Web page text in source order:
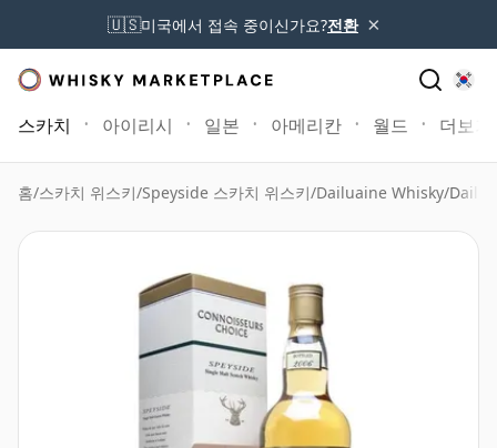
🇺🇸미국에서 접속 중이신가요?전환 ×
스카치 아이리시 일본 아메리칸 월드 더보기
홈/스카치 위스키/Speyside 스카치 위스키/Dailuaine Whisky/